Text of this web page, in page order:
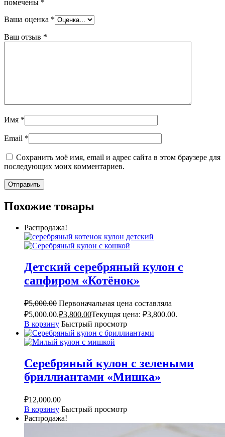
помечены *
Ваша оценка *
Ваш отзыв *
Имя *
Email *
Сохранить моё имя, email и адрес сайта в этом браузере для
последующих моих комментариев.
Похожие товары
Распродажа!
Детский серебряный кулон с
сапфиром «Котёнок»
₽5,000.00 Первоначальная цена составляла
₽5,000.00.₽3,800.00Текущая цена: ₽3,800.00.
В корзину Быстрый просмотр
Серебряный кулон с зелеными
бриллиантами «Мишка»
₽12,000.00
В корзину Быстрый просмотр
Распродажа!